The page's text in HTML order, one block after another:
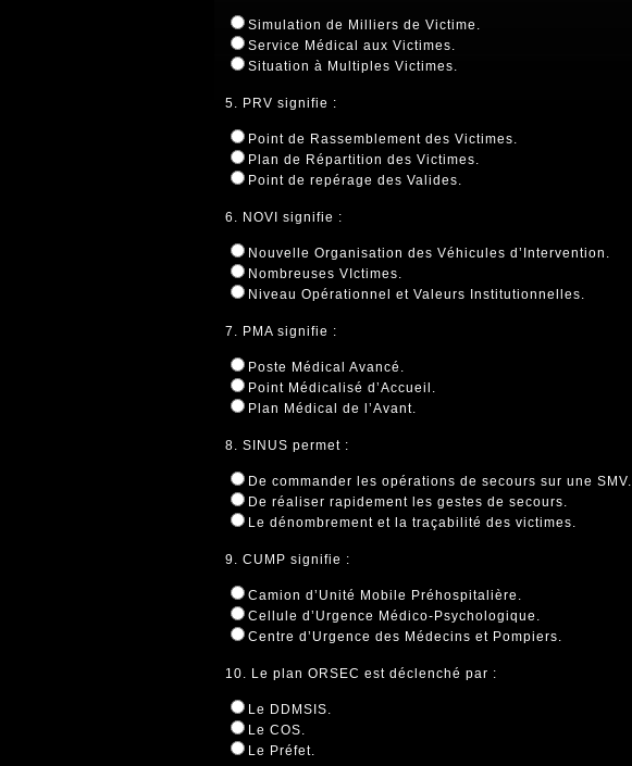
Simulation de Milliers de Victime.
Service Médical aux Victimes.
Situation à Multiples Victimes.
5. PRV signifie :
Point de Rassemblement des Victimes.
Plan de Répartition des Victimes.
Point de repérage des Valides.
6. NOVI signifie :
Nouvelle Organisation des Véhicules d’Intervention.
Nombreuses VIctimes.
Niveau Opérationnel et Valeurs Institutionnelles.
7. PMA signifie :
Poste Médical Avancé.
Point Médicalisé d’Accueil.
Plan Médical de l’Avant.
8. SINUS permet :
De commander les opérations de secours sur une SMV.
De réaliser rapidement les gestes de secours.
Le dénombrement et la traçabilité des victimes.
9. CUMP signifie :
Camion d’Unité Mobile Préhospitalière.
Cellule d’Urgence Médico-Psychologique.
Centre d’Urgence des Médecins et Pompiers.
10. Le plan ORSEC est déclenché par :
Le DDMSIS.
Le COS.
Le Préfet.